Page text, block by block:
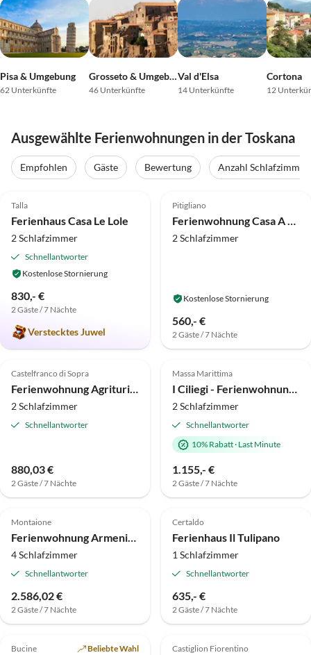
Pisa & Umgebung
62 Unterkünfte
Grosseto & Umgebung
46 Unterkünfte
Val d'Elsa
14 Unterkünfte
Cortona
12
Ausgewählte Ferienwohnungen in der Toskana
Empfohlen Gäste Bewertung Anzahl Schlafzimmer
Super-Gastgeber
Top-Inserat
Talla
Ferienhaus Casa Le Lole
2 Schlafzimmer
Schnellantworter
Kostenlose Stornierung
830,- €
2 Gäste / 7 Nächte
Verstecktes Juwel
Top-Inserat
Pitigliano
Ferienwohnung Casa A poggio dell'Olivo
2 Schlafzimmer
Kostenlose Stornierung
560,- €
2 Gäste / 7 Nächte
Top-Inserat
3.5 (1)
Castelfranco di Sopra
Ferienwohnung Agriturismo Il Bellini - Wohnung Il Pozzo
2 Schlafzimmer
Schnellantworter
880,03 €
2 Gäste / 7 Nächte
Top-Inserat
Massa Marittima
I Ciliegi - Ferienwohnung 10km vom Meer
2 Schlafzimmer
Schnellantworter
10% Rabatt· Last Minute
1.155,- €
2 Gäste / 7 Nächte
Top-Inserat
Montaione
Ferienwohnung Armeniaca auf dem Landgut Il Lebbio
4 Schlafzimmer
Schnellantworter
2.586,02 €
2 Gäste / 7 Nächte
Top-Inserat
Certaldo
Ferienhaus Il Tulipano
1 Schlafzimmer
Schnellantworter
635,- €
2 Gäste / 7 Nächte
Top-Inserat
Bucine Beliebte Wahl
Top-Inserat
Castiglion Fiorentino